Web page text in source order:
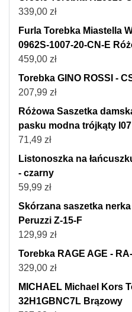
339,00 zł
Furla Torebka Miastella
0962S-1007-20-CN-E
459,00 zł
Torebka GINO ROSSI -
207,99 zł
Różowa Saszetka
pasku modna trójkąty I07
71,49 zł
Listonoszka na
- czarny
59,99 zł
Skórzana saszetka
Peruzzi Z-15-F
129,99 zł
Torebka RAGE AGE -
329,00 zł
MICHAEL Michael Kors
32H1GBNC7L Brązowy